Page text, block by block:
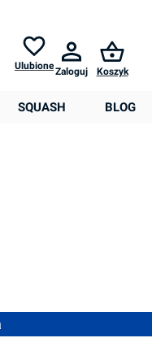
UlubioneZaloguj Koszyk
SQUASH BLOG
lub zmniejszyć